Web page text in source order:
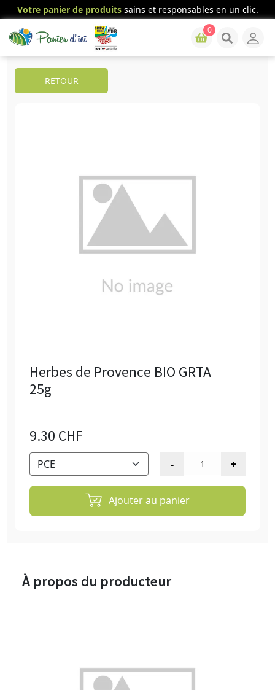
Votre panier de produitssains et responsables en un clic.
0
RETOUR
Herbes de Provence BIO GRTA
25g
9.30 CHF
Ajouter au panier
À propos du producteur